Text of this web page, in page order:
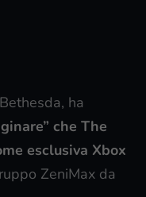
ha
che The
esclusiva Xbox
ZeniMax da